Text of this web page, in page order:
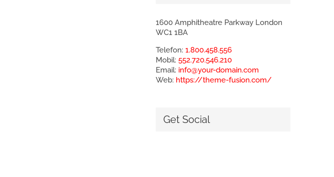
1600 Amphitheatre Parkway London
WC1 1BA
Telefon: 1.800.458.556
Mobil: 552.720.546.210
Email: info@your-domain.com
Web: https://theme-fusion.com/
Get Social